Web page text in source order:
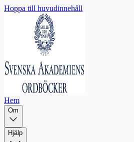
Hoppa till huvudinnehåll
Hem
Om
Hjälp